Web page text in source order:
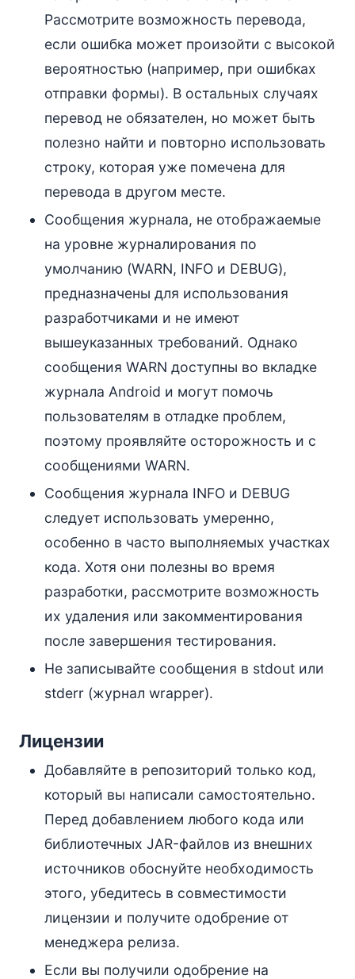
Рассмотрите возможность перевода,
если ошибка может произойти с высокой
вероятностью (например, при ошибках
отправки формы). В остальных случаях
перевод не обязателен, но может быть
полезно найти и повторно использовать
строку, которая уже помечена для
перевода в другом месте.
Сообщения журнала, не отображаемые
на уровне журналирования по
умолчанию (WARN, INFO и DEBUG),
предназначены для использования
разработчиками и не имеют
вышеуказанных требований. Однако
сообщения WARN доступны во вкладке
журнала Android и могут помочь
пользователям в отладке проблем,
поэтому проявляйте осторожность и с
сообщениями WARN.
Сообщения журнала INFO и DEBUG
следует использовать умеренно,
особенно в часто выполняемых участках
кода. Хотя они полезны во время
разработки, рассмотрите возможность
их удаления или закомментирования
после завершения тестирования.
Не записывайте сообщения в stdout или
stderr (журнал wrapper).
Лицензии
Добавляйте в репозиторий только код,
который вы написали самостоятельно.
Перед добавлением любого кода или
библиотечных JAR-файлов из внешних
источников обоснуйте необходимость
этого, убедитесь в совместимости
лицензии и получите одобрение от
менеджера релиза.
Если вы получили одобрение на